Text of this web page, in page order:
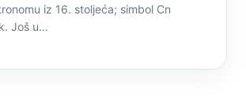
iz 16. stoljeća; simbol Cn
Još u…